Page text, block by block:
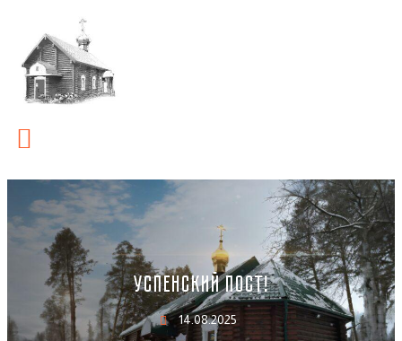
УСПЕНСКИЙ ПОСТ!
14.08.2025